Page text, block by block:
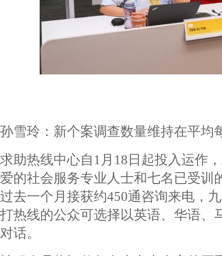
孙雪玲：新个案调查数量维持在平均
求助热线中心自1月18日起投入运作
爱的社会服务专业人士和七名已受训
过去一个月接获约450通咨询来电，
打热线的公众可选择以英语、华语、
对话。